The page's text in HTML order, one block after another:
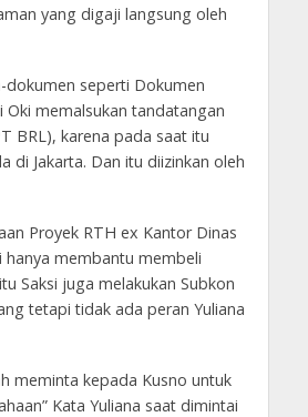
yang digaji langsung oleh
dokumen seperti Dokumen
Oki memalsukan tandatangan
BRL), karena pada saat itu
di Jakarta. Dan itu diizinkan oleh
Proyek RTH ex Kantor Dinas
hanya membantu membeli
Saksi juga melakukan Subkon
tetapi tidak ada peran Yuliana
meminta kepada Kusno untuk
Kata Yuliana saat dimintai